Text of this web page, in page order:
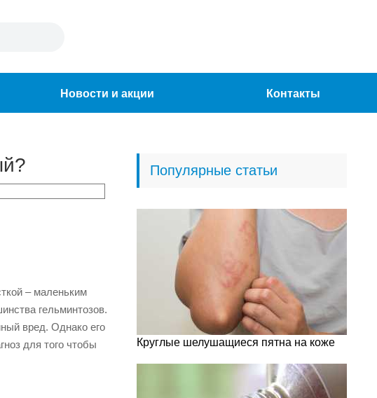
Новости и акции Контакты
– маленьким
гельминтозов.
вред. Однако его
для того чтобы
Популярные статьи
Круглые шелушащиеся пятна на коже